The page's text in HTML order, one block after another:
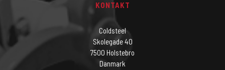
KONTAKT
Coldsteel
Skolegade 40
7500 Holstebro
Danmark